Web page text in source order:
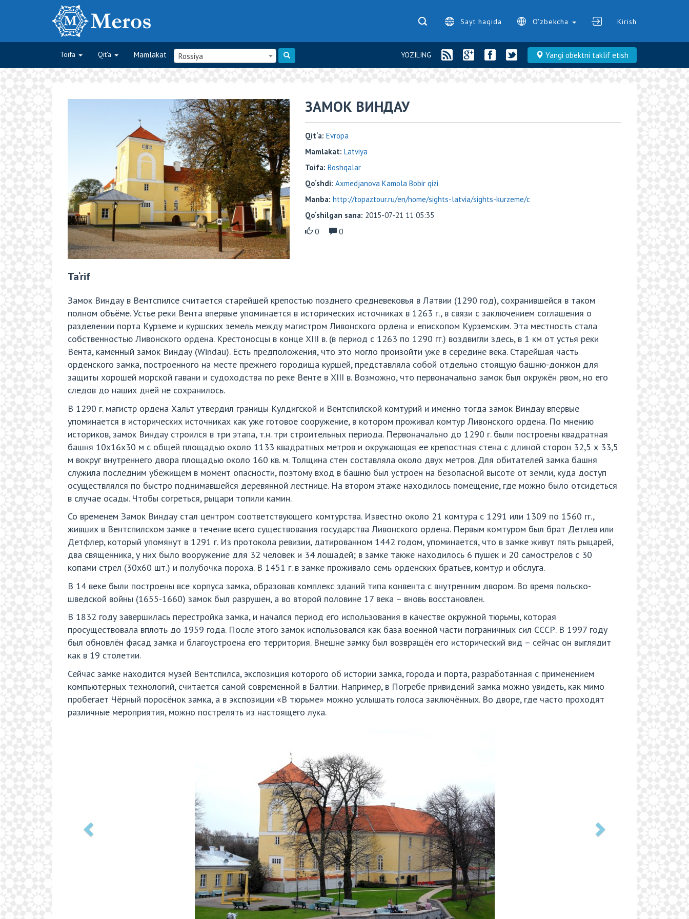
Sayt haqida O'zbekcha Kirish
Toifa Qit‘a Mamlakat Rossiya Yangi ob‘ektni taklif etish
YOZILING
ЗАМОК ВИНДАУ
Qit‘a: Evropa
Mamlakat: Latviya
Toifa: Boshqalar
Qo‘shdi: Axmedjanova Kamola Bobir qizi
Manba: http://topaztour.ru/en/home/sights-latvia/sights-kurzeme/c
Qo‘shilgan sana: 2015-07-21 11:05:35
0
0
Ta‘rif
Замок Виндау в Вентспилсе считается старейшей крепостью позднего средневековья в Латвии (1290 год), сохранившейся в таком
полном объёме. Устье реки Вента впервые упоминается в исторических источниках в 1263 г., в связи с заключением соглашения о
разделении порта Курземе и куршских земель между магистром Ливонского ордена и епископом Курземским. Эта местность стала
собственностью Ливонского ордена. Крестоносцы в конце XIII в. (в период с 1263 по 1290 гг.) воздвигли здесь, в 1 км от устья реки
Вента, каменный замок Виндау (Windau). Есть предположения, что это могло произойти уже в середине века. Старейшая часть
орденского замка, построенного на месте прежнего городища куршей, представляла собой отдельно стоящую башню-донжон для
защиты хорошей морской гавани и судоходства по реке Венте в XIII в. Возможно, что первоначально замок был окружён рвом, но его
следов до наших дней не сохранилось.
В 1290 г. магистр ордена Хальт утвердил границы Кулдигской и Вентспилской комтурий и именно тогда замок Виндау впервые
упоминается в исторических источниках как уже готовое сооружение, в котором проживал комтур Ливонского ордена. По мнению
историков, замок Виндау строился в три этапа, т.н. три строительных периода. Первоначально до 1290 г. были построены квадратная
башня 10х16х30 м с общей площадью около 1133 квадратных метров и окружающая ее крепостная стена с длиной сторон 32,5 х 33,5
м вокруг внутреннего двора площадью около 160 кв. м. Толщина стен составляла около двух метров. Для обитателей замка башня
служила последним убежищем в момент опасности, поэтому вход в башню был устроен на безопасной высоте от земли, куда доступ
осуществлялся по быстро поднимавшейся деревянной лестнице. На втором этаже находилось помещение, где можно было отсидеться
в случае осады. Чтобы согреться, рыцари топили камин.
Со временем Замок Виндау стал центром соответствующего комтурства. Известно около 21 комтура с 1291 или 1309 по 1560 гг.,
живших в Вентспилском замке в течение всего существования государства Ливонского ордена. Первым комтуром был брат Детлев или
Детфлер, который упомянут в 1291 г. Из протокола ревизии, датированном 1442 годом, упоминается, что в замке живут пять рыцарей,
два священника, у них было вооружение для 32 человек и 34 лошадей; в замке также находилось 6 пушек и 20 самострелов с 30
копами стрел (30х60 шт.) и полубочка пороха. В 1451 г. в замке проживало семь орденских братьев, комтур и обслуга.
В 14 веке были построены все корпуса замка, образовав комплекс зданий типа конвента с внутренним двором. Во время польско-
шведской войны (1655-1660) замок был разрушен, а во второй половине 17 века – вновь восстановлен.
В 1832 году завершилась перестройка замка, и начался период его использования в качестве окружной тюрьмы, которая
просуществовала вплоть до 1959 года. После этого замок использовался как база военной части пограничных сил СССР. В 1997 году
был обновлён фасад замка и благоустроена его территория. Внешне замку был возвращён его исторический вид – сейчас он выглядит
как в 19 столетии.
Сейчас замке находится музей Вентспилса, экспозиция которого об истории замка, города и порта, разработанная с применением
компьютерных технологий, считается самой современной в Балтии. Например, в Погребе привидений замка можно увидеть, как мимо
пробегает Чёрный поросёнок замка, а в экспозиции «В тюрьме» можно услышать голоса заключённых. Во дворе, где часто проходят
различные мероприятия, можно пострелять из настоящего лука.